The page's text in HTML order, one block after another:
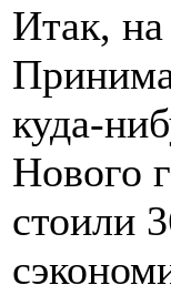
Итак, на
куда-
Нового
стоили